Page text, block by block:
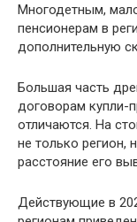
Многодетным,
пенсионерам в
дополнительную
Большая часть
договорам купли-
отличаются. На
не только регион,
расстояние его
Действующие в